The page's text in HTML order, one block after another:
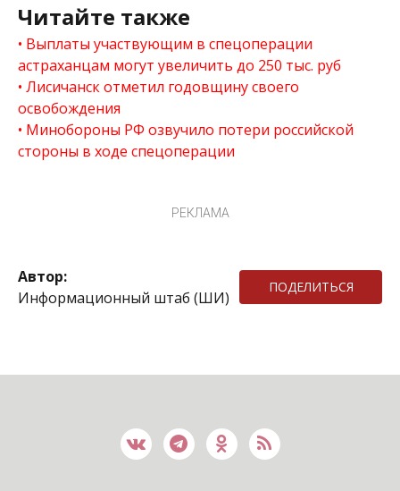
Читайте также
Выплаты участвующим в спецоперации
астраханцам могут увеличить до 250 тыс. руб
Лисичанск отметил годовщину своего
освобождения
Минобороны РФ озвучило потери российской
стороны в ходе спецоперации
РЕКЛАМА
Автор:
Информационный штаб (ШИ)
ПОДЕЛИТЬСЯ